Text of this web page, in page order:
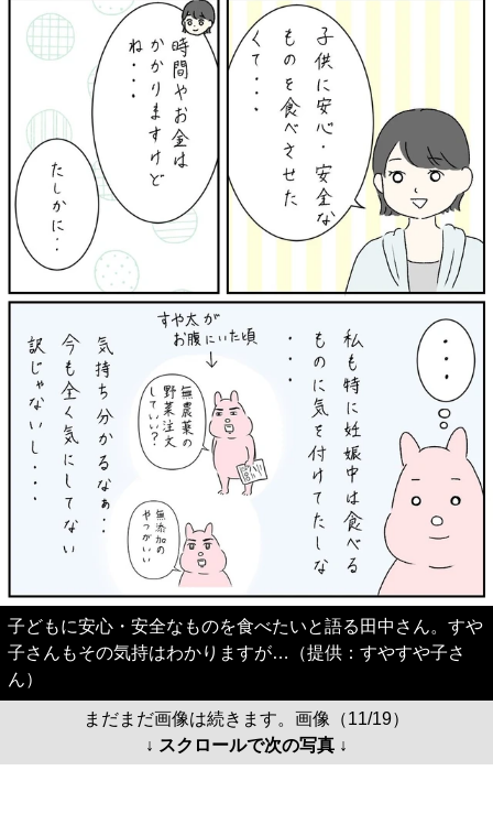
子どもに安心・安全なものを食べたいと語る田中さん。すや
子さんもその気持はわかりますが…（提供：すやすや子さ
ん）
まだまだ画像は続きます。画像（11/19）
↓ スクロールで次の写真 ↓